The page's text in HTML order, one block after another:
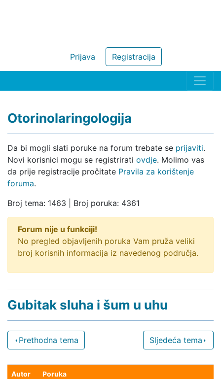
Registracija
Prijava
Otorinolaringologija
Da bi mogli slati poruke na forum trebate se prijaviti.
Novi korisnici mogu se registrirati ovdje. Molimo vas
da prije registracije pročitate Pravila za korištenje
foruma.
Broj tema: 1463 | Broj poruka: 4361
Forum nije u funkciji!
No pregled objavljenih poruka Vam pruža veliki
broj korisnih informacija iz navedenog područja.
Gubitak sluha i šum u uhu
Prethodna tema Sljedeća tema
Autor Poruka